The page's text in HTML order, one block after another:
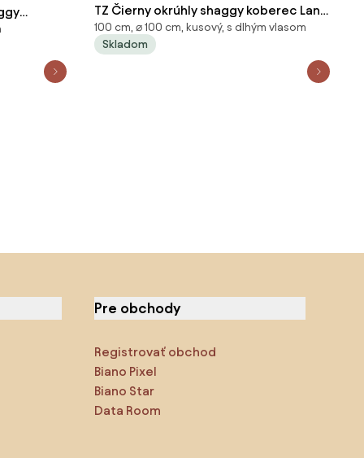
TZ Čierny okrúhly shaggy koberec Lana
Rozmer: 100 cm
100 cm, ⌀ 100 cm, kusový, s dlhým vlasom
Skladom
Pre obchody
Registrovať obchod
Biano Pixel
Biano Star
Data Room